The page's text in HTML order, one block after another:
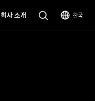
회사 소개 한국